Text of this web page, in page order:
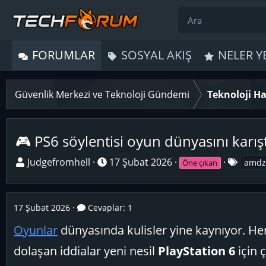
FORUMLAR SOSYAL AKIŞ NELER
Güvenlik Merkezi ve Teknoloji Gündemi Teknoloji
🎮 PS6 söylentisi oyun dünyasını
K
n
u
u
B
Judgefromhell
B
ş
l
n
g
17 Şubat 2026 Öne çıkan
E
i
t
l
e
17 Şubat 2026 Cevaplar: 1
Oyunlar dünyasında kulisler yine kaynıyor.
dolaşan iddialar yeni nesil PlayStation 6 için